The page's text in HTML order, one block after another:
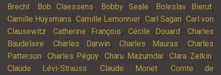
Brecht, Bob Claessens, Bobby Seale, Boleslav Bierut,
Camille Huysmans,Camille Lemonnier, Carl Sagan, Carl von
Clausewitz,Catherine François,Cécile Douard ,Charles
Baudelaire, Charles Darwin, Charles Mauras, Charles
Patterson, Charles Péguy,Charu Mazumdar,Clara Zetkin,
Claude Lévi-Strauss,Claude Monet,Comte de